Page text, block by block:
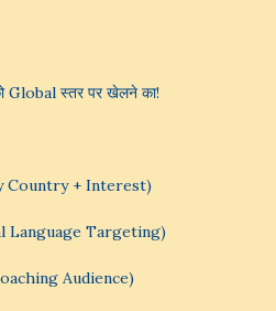
स्तर पर खेलने का!
Country + Interest)
Language Targeting)
Audience)